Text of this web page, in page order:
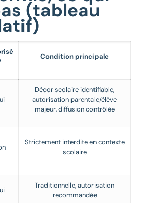
(tableau
Condition principale
Décor scolaire identifiable,
autorisation parentale/élève
majeur, diffusion contrôlée
Strictement interdite en contexte
scolaire
Traditionnelle, autorisation
recommandée